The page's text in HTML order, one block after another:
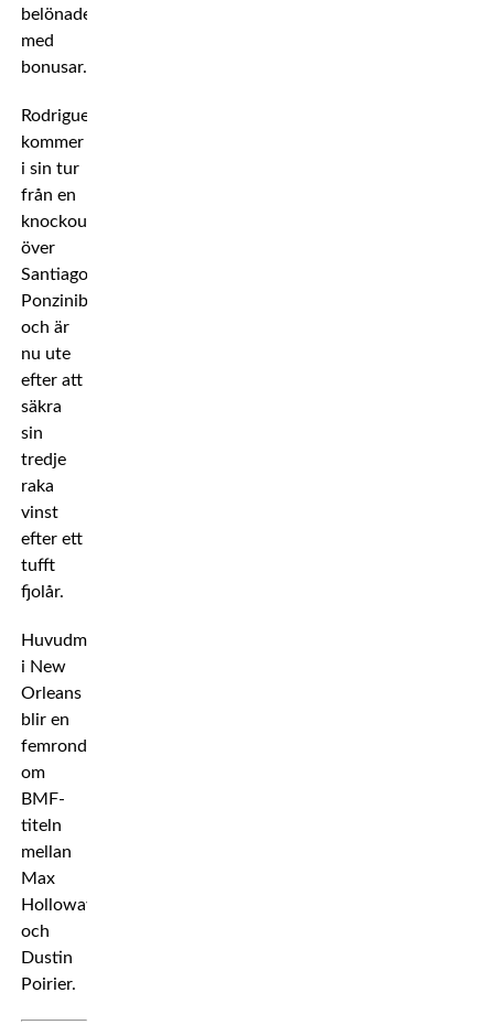
belönade
med
bonusar.
Rodriguez
kommer
i sin tur
från en
knockoutvinst
över
Santiago
Ponzinibbio
och är
nu ute
efter att
säkra
sin
tredje
raka
vinst
efter ett
tufft
fjolår.
Huvudmatchen
i New
Orleans
blir en
femrondare
om
BMF-
titeln
mellan
Max
Holloway
och
Dustin
Poirier.